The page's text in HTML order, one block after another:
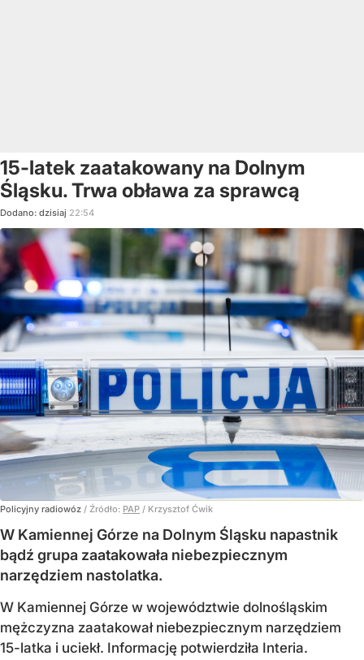
15-latek zaatakowany na Dolnym
Śląsku. Trwa obława za sprawcą
Dodano: dzisiaj 22:54
Policyjny radiowóz / Źródło: PAP / Krzysztof Ćwik
W Kamiennej Górze na Dolnym Śląsku napastnik
bądź grupa zaatakowała niebezpiecznym
narzędziem nastolatka.
W Kamiennej Górze w województwie dolnośląskim
mężczyzna zaatakował niebezpiecznym narzędziem
15-latka i uciekł. Informację potwierdziła Interia.